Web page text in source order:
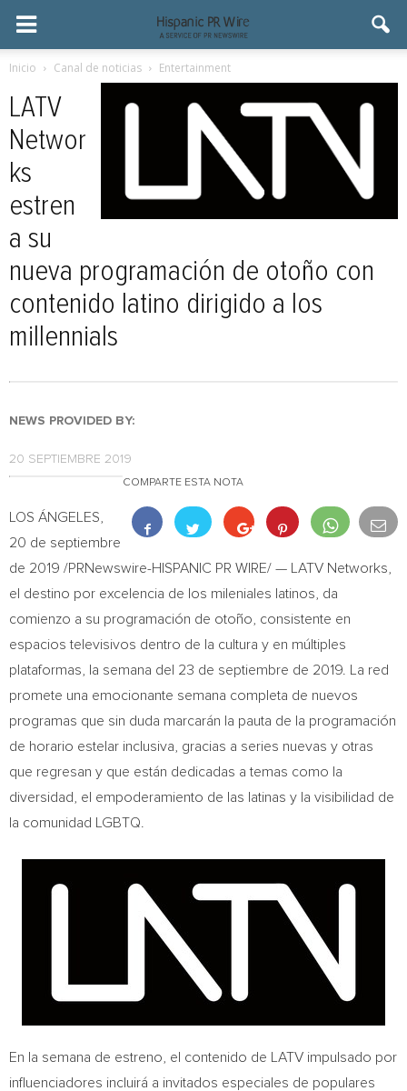
Inicio Canal de noticias Entertainment
LATV
Networ
ks
estren
a su
nueva programación de otoño con
contenido latino dirigido a los
millennials
NEWS PROVIDED BY:
20 SEPTIEMBRE 2019
COMPARTE ESTA NOTA
LOS ÁNGELES,
20 de septiembre
de 2019 /PRNewswire-HISPANIC PR WIRE/ — LATV Networks,
el destino por excelencia de los mileniales latinos, da
comienzo a su programación de otoño, consistente en
espacios televisivos dentro de la cultura y en múltiples
plataformas, la semana del 23 de septiembre de 2019. La red
promete una emocionante semana completa de nuevos
programas que sin duda marcarán la pauta de la programación
de horario estelar inclusiva, gracias a series nuevas y otras
que regresan y que están dedicadas a temas como la
diversidad, el empoderamiento de las latinas y la visibilidad de
la comunidad LGBTQ.
En la semana de estreno, el contenido de LATV impulsado por
influenciadores incluirá a invitados especiales de populares